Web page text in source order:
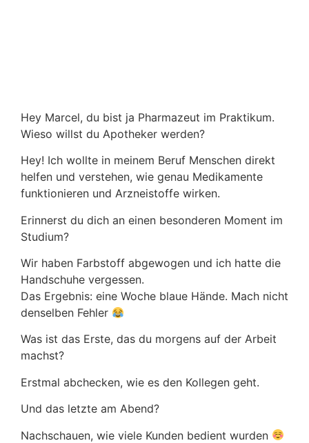
Hey Marcel, du bist ja Pharmazeut im Praktikum.
Wieso willst du Apotheker werden?
Hey! Ich wollte in meinem Beruf Menschen direkt
helfen und verstehen, wie genau Medikamente
funktionieren und Arzneistoffe wirken.
Erinnerst du dich an einen besonderen Moment im
Studium?
Wir haben Farbstoff abgewogen und ich hatte die
Handschuhe vergessen.
Das Ergebnis: eine Woche blaue Hände. Mach nicht
denselben Fehler
Was ist das Erste, das du morgens auf der Arbeit
machst?
Erstmal abchecken, wie es den Kollegen geht.
Und das letzte am Abend?
Nachschauen, wie viele Kunden bedient wurden